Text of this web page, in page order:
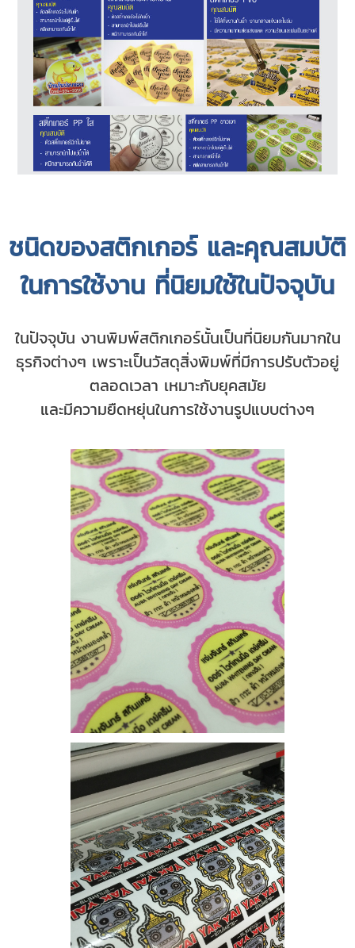
ชนิดของสติกเกอร์ และคุณสมบัติ
ในการใช้งาน ที่นิยมใช้ในปัจจุบัน
ในปัจจุบัน งานพิมพ์สติกเกอร์นั้นเป็นที่นิยมกันมากใน
ธุรกิจต่างๆ เพราะเป็นวัสดุสิ่งพิมพ์ที่มีการปรับตัวอยู่
ตลอดเวลา เหมาะกับยุคสมัย
และมีความยืดหยุ่นในการใช้งานรูปแบบต่างๆ